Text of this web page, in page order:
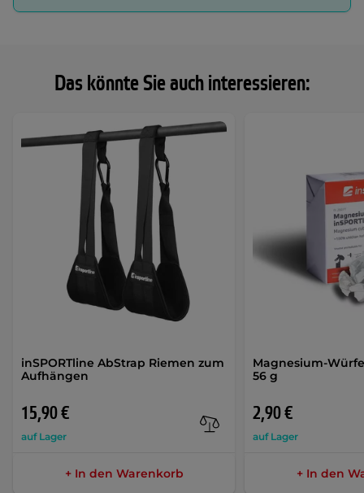
Das könnte Sie auch interessieren:
inSPORTline AbStrap Riemen zum
Aufhängen
15,90 €
auf Lager
+ In den Warenkorb
Magnesium-
56 g
2,90 €
auf Lager
+ In den